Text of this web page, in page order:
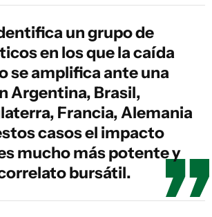
un grupo de
en los que la caída
se amplifica ante una
Argentina, Brasil,
Francia, Alemania
casos el impacto
mucho más potente y
bursátil.